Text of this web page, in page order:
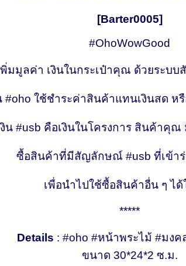
[Barter0005]
#OhoWowGood
พิ่มมูลค่า เงินในกระเป๋าคุณ ด้วยระบบ
#oho ใช้ชำระค่าสินค้าแทนเงินสด ห
งิน #usb คือเงินในโครงการ สินค้าคุณ
ซื้อสินค้าที่มีสัญลักษณ์ #usb ที่เข้าร่
เพื่อนำไปใช้ซื้อสินค้าอื่น ๆ ได้
*****
Details : #oho #หน้าพระไม้ #มงค
ขนาด 30*24*2 ซ.ม.